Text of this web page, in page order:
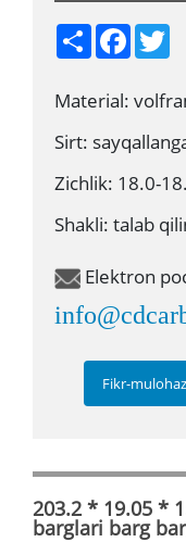
S
h
e
F
b
o
k
T
t
r
Material:
Sirt:
Zichlik: 18.0-
Shakli: talab
Elektron
Fikr-
203.2 * 19.05 *
barglari barg